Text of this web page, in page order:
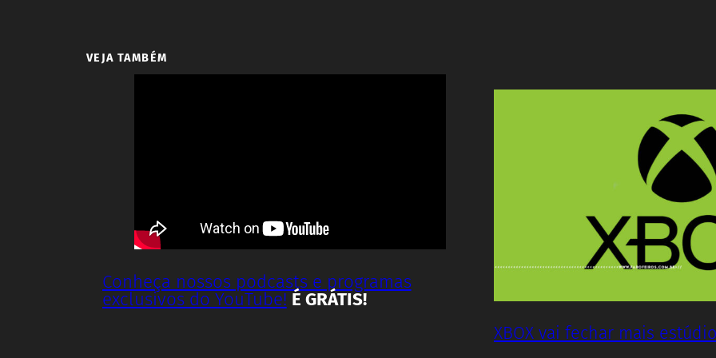
VEJA TAMBÉM
Conheça nossos podcasts e programas
exclusivos do YouTube! É GRÁTIS!
XBOX vai fechar mais